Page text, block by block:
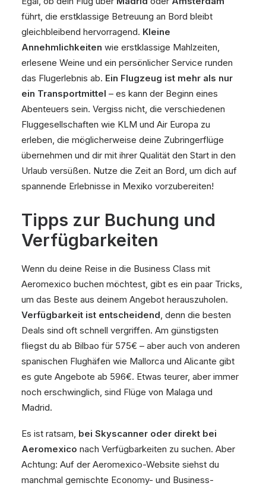
führt, die erstklassige Betreuung an Bord bleibt
gleichbleibend hervorragend. Kleine
Annehmlichkeiten wie erstklassige Mahlzeiten,
erlesene Weine und ein persönlicher Service runden
das Flugerlebnis ab. Ein Flugzeug ist mehr als nur
ein Transportmittel – es kann der Beginn eines
Abenteuers sein. Vergiss nicht, die verschiedenen
Fluggesellschaften wie KLM und Air Europa zu
erleben, die möglicherweise deine Zubringerflüge
übernehmen und dir mit ihrer Qualität den Start in den
Urlaub versüßen. Nutze die Zeit an Bord, um dich auf
spannende Erlebnisse in Mexiko vorzubereiten!
Tipps zur Buchung und
Verfügbarkeiten
Wenn du deine Reise in die Business Class mit
Aeromexico buchen möchtest, gibt es ein paar Tricks,
um das Beste aus deinem Angebot herauszuholen.
Verfügbarkeit ist entscheidend, denn die besten
Deals sind oft schnell vergriffen. Am günstigsten
fliegst du ab Bilbao für 575€ – aber auch von anderen
spanischen Flughäfen wie Mallorca und Alicante gibt
es gute Angebote ab 596€. Etwas teurer, aber immer
noch erschwinglich, sind Flüge von Malaga und
Madrid.
Es ist ratsam, bei Skyscanner oder direkt bei
Aeromexico nach Verfügbarkeiten zu suchen. Aber
Achtung: Auf der Aeromexico-Website siehst du
manchmal gemischte Economy- und Business-